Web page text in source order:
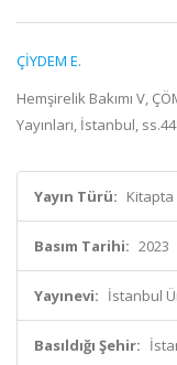
ÇİYDEM E.
Hemşirelik Bakımı V,
Yayınları, İstanbul,
Yayın Türü: Kitapta
Basım Tarihi: 2023
Yayınevi: İstanbul
Basıldığı Şehir: